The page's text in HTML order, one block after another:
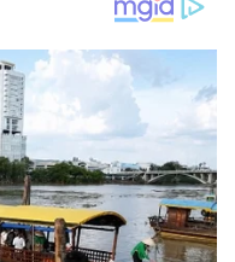
sự - Quốc phòng